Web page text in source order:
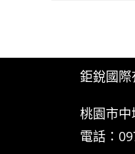
鉅銳國
桃園市
電話：